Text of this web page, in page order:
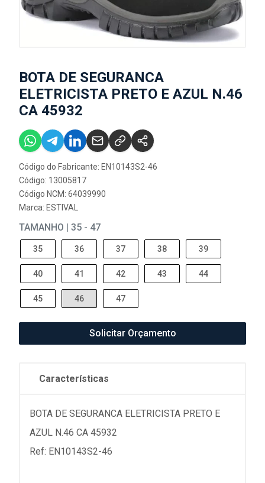
BOTA DE SEGURANCA
ELETRICISTA PRETO E AZUL N.46
CA 45932
Código do Fabricante: EN10143S2-46
Código: 13005817
Código NCM: 64039990
Marca: ESTIVAL
TAMANHO | 35 - 47
35 36 37 38 39
40 41 42 43 44
45 46 47
Solicitar Orçamento
Características
BOTA DE SEGURANCA ELETRICISTA PRETO E
AZUL N.46 CA 45932
Ref: EN10143S2-46